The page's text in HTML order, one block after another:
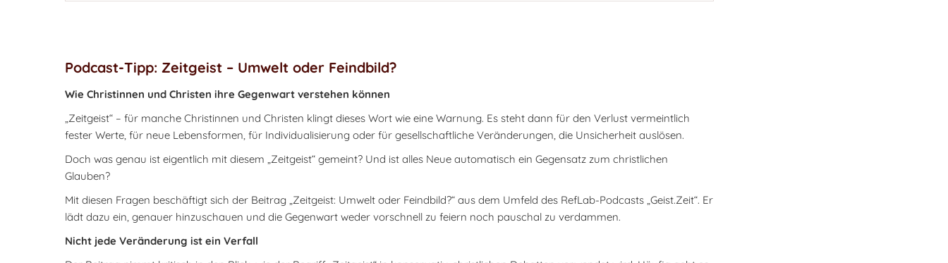
Podcast-Tipp: Zeitgeist – Umwelt oder Feindbild?
Wie Christinnen und Christen ihre Gegenwart verstehen können
„Zeitgeist“ – für manche Christinnen und Christen klingt dieses Wort wie eine Warnung. Es steht dann für den Verlust vermeintlich
fester Werte, für neue Lebensformen, für Individualisierung oder für gesellschaftliche Veränderungen, die Unsicherheit auslösen.
Doch was genau ist eigentlich mit diesem „Zeitgeist“ gemeint? Und ist alles Neue automatisch ein Gegensatz zum christlichen
Glauben?
Mit diesen Fragen beschäftigt sich der Beitrag „Zeitgeist: Umwelt oder Feindbild?“ aus dem Umfeld des RefLab-Podcasts „Geist.Zeit“. Er
lädt dazu ein, genauer hinzuschauen und die Gegenwart weder vorschnell zu feiern noch pauschal zu verdammen.
Nicht jede Veränderung ist ein Verfall